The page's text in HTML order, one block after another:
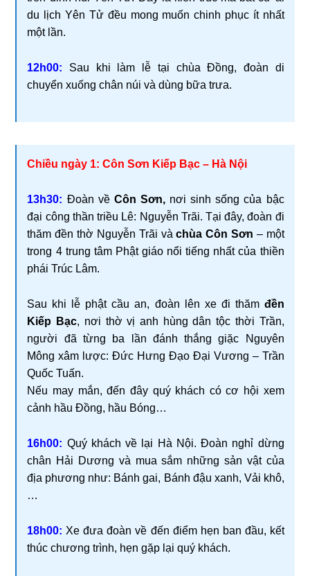
du lịch Yên Tử đều mong muốn chinh phục ít nhất
một lần.
12h00: Sau khi làm lễ tại chùa Đồng, đoàn di
chuyển xuống chân núi và dùng bữa trưa.
Chiều ngày 1: Côn Sơn Kiếp Bạc – Hà Nội
13h30: Đoàn về Côn Sơn,nơi sinh sống của bậc
đại công thần triều Lê: Nguyễn Trãi. Tại đây, đoàn đi
thăm đền thờ Nguyễn Trãi vàchùa Côn Sơn – một
trong 4 trung tâm Phật giáo nổi tiếng nhất của thiền
phái Trúc Lâm.
Sau khi lễ phật cầu an, đoàn lên xe đi thămđền
Kiếp Bạc, nơi thờ vị anh hùng dân tộc thời Trần,
người đã từng ba lần đánh thắng giặc Nguyên
Mông xâm lược: Đức Hưng Đạo Đại Vương – Trần
Quốc Tuấn.
Nếu may mắn, đến đây quý khách có cơ hội xem
cảnh hầu Đồng, hầu Bóng…
16h00: Quý khách về lại Hà Nội. Đoàn nghỉ dừng
chân Hải Dương và mua sắm những sản vật của
địa phương như: Bánh gai, Bánh đậu xanh, Vải khô,
…
18h00: Xe đưa đoàn về đến điểm hẹn ban đầu, kết
thúc chương trình, hẹn gặp lại quý khách.